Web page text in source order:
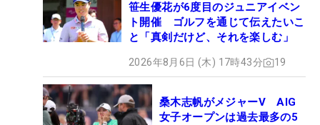
笹生優花が6度目のジュニアイベン
ト開催 ゴルフを通じて伝えたいこ
と「真剣だけど、それを楽しむ」
2026年8月6日 (木) 17時43分 19
桑木志帆がメジャーV AIG
女子オープンは過去最多の5